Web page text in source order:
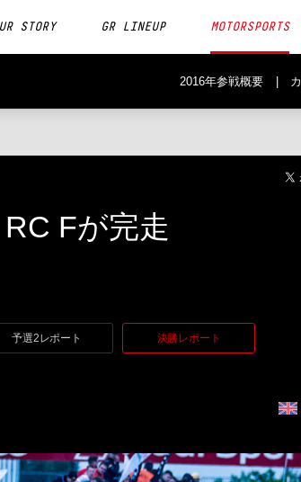
STORY GR LINEUP MOTORSPORTS
2016年参戦概要
Fが完走
予選2レポート 決勝レポート